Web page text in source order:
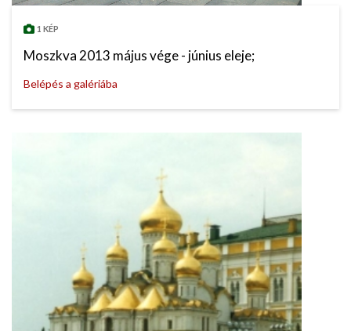
1 KÉP
Moszkva 2013 május vége - június eleje;
Belépés a galériába